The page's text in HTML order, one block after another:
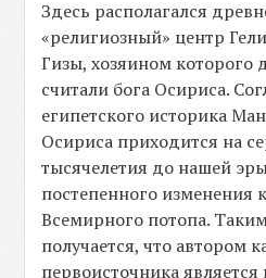
Здесь располагался
«религиозный» центр
Гизы, хозяином которого
считали бога Осириса.
египетского историка
Осириса приходится на
тысячелетия до нашей
постепенного изменения
Всемирного потопа.
получается, что автором
первоисточника